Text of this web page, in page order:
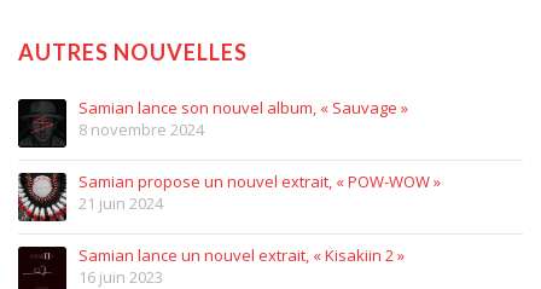
AUTRES NOUVELLES
Samian lance son nouvel album, « Sauvage »
8 novembre 2024
Samian propose un nouvel extrait, « POW-WOW »
21 juin 2024
Samian lance un nouvel extrait, « Kisakiin 2 »
16 juin 2023